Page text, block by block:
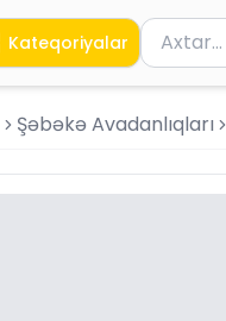
Kateqoriyalar Məhsul
Axtarış
Şəbəkə Avadanlıqları